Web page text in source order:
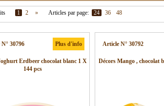
1 2 » Articles par page: 24 36 48
30796 Plus d'info
Erdbeer chocolat blanc 1 X
144 pcs
Article N° 30792
Décors Mango , chocolat